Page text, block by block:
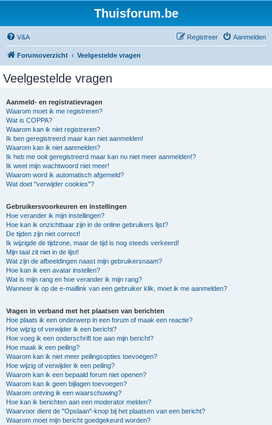
Thuisforum.be
V&A Aanmelden
Registreer
Forumoverzicht Veelgestelde vragen
Veelgestelde vragen
Aanmeld- en registratievragen
Waarom moet ik me registreren?
Wat is COPPA?
Waarom kan ik niet registreren?
Ik ben geregistreerd maar kan niet aanmelden!
Waarom kan ik niet aanmelden?
Ik heb me ooit geregistreerd maar kan nu niet meer aanmelden!?
Ik weet mijn wachtwoord niet meer!
Waarom word ik automatisch afgemeld?
Wat doet "verwijder cookies"?
Gebruikersvoorkeuren en instellingen
Hoe verander ik mijn instellingen?
Hoe kan ik onzichtbaar zijn in de online gebruikers lijst?
De tijden zijn niet correct!
Ik wijzigde de tijdzone, maar de tijd is nog steeds verkeerd!
Mijn taal zit niet in de lijst!
Wat zijn de afbeeldingen naast mijn gebruikersnaam?
Hoe kan ik een avatar instellen?
Wat is mijn rang en hoe verander ik mijn rang?
Wanneer ik op de e-maillink van een gebruiker klik, moet ik me aanmelden?
Vragen in verband met het plaatsen van berichten
Hoe plaats ik een onderwerp in een forum of maak een reactie?
Hoe wijzig of verwijder ik een bericht?
Hoe voeg ik een onderschrift toe aan mijn bericht?
Hoe maak ik een peiling?
Waarom kan ik niet meer peilingsopties toevoegen?
Hoe wijzig of verwijder ik een peiling?
Waarom kan ik een bepaald forum niet openen?
Waarom kan ik geen bijlagen toevoegen?
Waarom ontving ik een waarschuwing?
Hoe kan ik berichten aan een moderator melden?
Waarvoor dient de "Opslaan"-knop bij het plaatsen van een bericht?
Waarom moet mijn bericht goedgekeurd worden?